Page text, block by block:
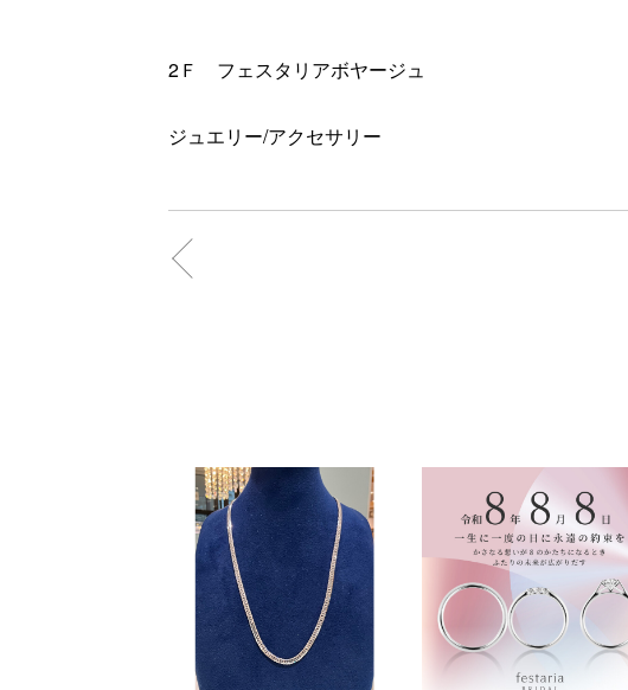
2Ｆ フェスタリアボヤージュ
ジュエリー/アクセサリー